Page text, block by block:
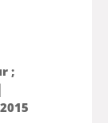
;
2015